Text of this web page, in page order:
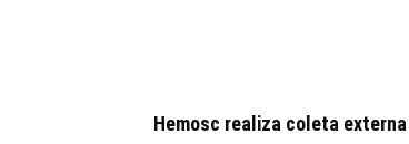
Hemosc realiza coleta